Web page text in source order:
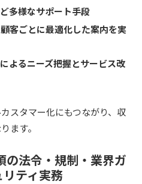
多様なサポート手段
客ごとに最適化した案内を実
よるニーズ把握とサービス改
スタマー化にもつながり、収
ます。
の法令・規制・業界ガ
ティ実務